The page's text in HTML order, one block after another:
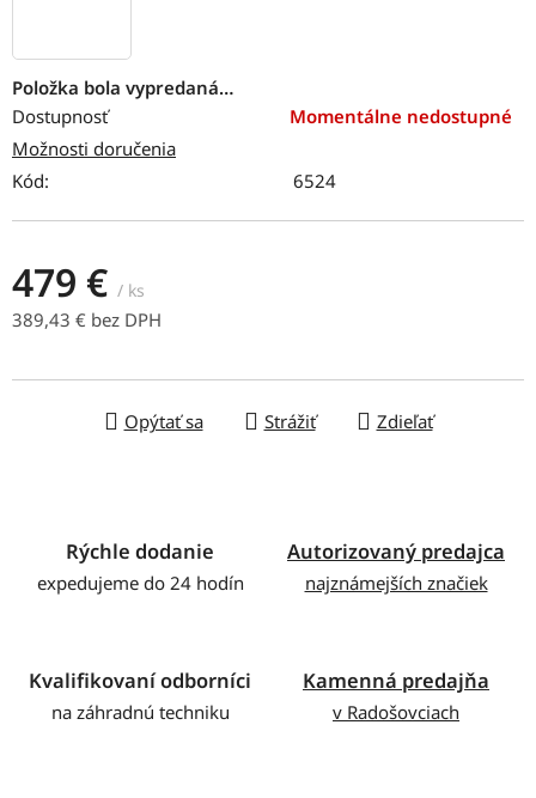
Položka bola vypredaná…
Dostupnosť
Momentálne nedostupné
Možnosti doručenia
Kód:
6524
479 € / ks
389,43 € bez DPH
Opýtať sa Strážiť Zdieľať
Rýchle dodanie
expedujeme do 24 hodín
Autorizovaný predajca
najznámejších značiek
Kvalifikovaní odborníci
na záhradnú techniku
Kamenná predajňa
v Radošovciach